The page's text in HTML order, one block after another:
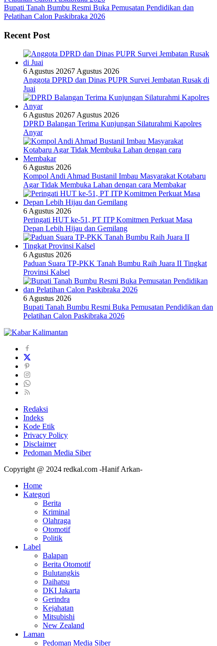
Bupati Tanah Bumbu Resmi Buka Pemusatan Pendidikan dan
Pelatihan Calon Paskibraka 2026
Recent Post
6 Agustus 20267 Agustus 2026
Anggota DPRD dan Dinas PUPR Survei Jembatan Rusak di
Juai
6 Agustus 20267 Agustus 2026
DPRD Balangan Terima Kunjungan Silaturahmi Kapolres
Anyar
6 Agustus 2026
Kompol Andi Ahmad Bustanil Imbau Masyarakat Kotabaru
Agar Tidak Membuka Lahan dengan cara Membakar
6 Agustus 2026
Peringati HUT ke-51, PT ITP Komitmen Perkuat Masa
Depan Lebih Hijau dan Gemilang
6 Agustus 2026
Paduan Suara TP-PKK Tanah Bumbu Raih Juara II Tingkat
Provinsi Kalsel
6 Agustus 2026
Bupati Tanah Bumbu Resmi Buka Pemusatan Pendidikan dan
Pelatihan Calon Paskibraka 2026
Redaksi
Indeks
Kode Etik
Privacy Policy
Disclaimer
Pedoman Media Siber
Copyright @ 2024 redkal.com -Hanif Arkan-
Home
Kategori
Berita
Kriminal
Olahraga
Otomotif
Politik
Label
Balapan
Berita Otomotif
Bulutangkis
Daihatsu
DKI Jakarta
Gerindra
Kejahatan
Mitsubishi
New Zealand
Laman
Pedoman Media Siber